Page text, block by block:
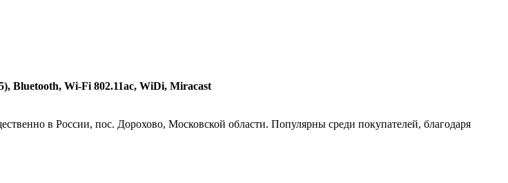
Bluetooth, Wi-Fi 802.11ac, WiDi, Miracast
в России, пос. Дорохово, Московской области. Популярны среди покупателей, благодаря